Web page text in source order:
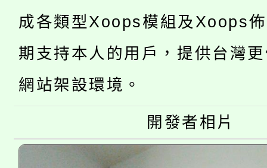
開!
田徑場及游泳池舉行。
桃園市低收入戶享有免
視費優惠，中低收入戶
半價優惠，詳情可洽有
者。
大園自造教育及科技中
份教師增能研習
大溪自造教育及科技中
份教師研習
淨零綠生活教案入校路
會
115年食農教育專業人
成各類型Xoops模組及Xoops
期支持本人的用戶，提供台灣
網站架設環境。
開發者相片